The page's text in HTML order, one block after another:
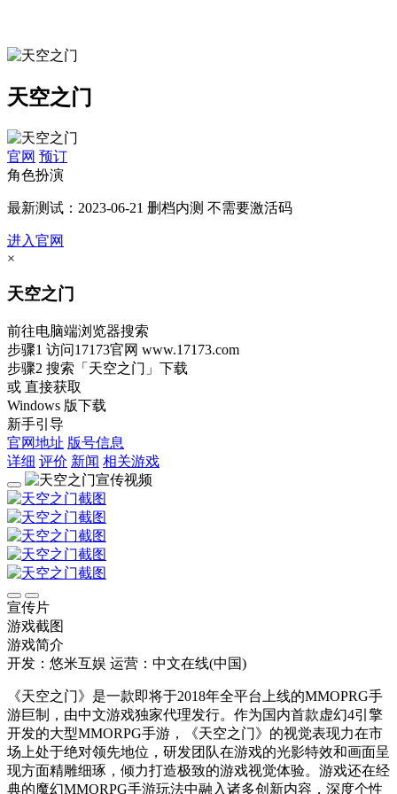
天空之门
官网 预订
角色扮演
最新测试：2023-06-21 删档内测 不需要激活码
进入官网
×
天空之门
前往电脑端浏览器搜索
步骤1 访问17173官网 www.17173.com
步骤2 搜索 「天空之门」 下载
或 直接获取
Windows 版下载
新手引导
官网地址 版号信息
详细 评价 新闻 相关游戏
宣传片
游戏截图
游戏简介
开发：悠米互娱 运营：中文在线(中国)
《天空之门》是一款即将于2018年全平台上线的MMOPRG手
游巨制，由中文游戏独家代理发行。作为国内首款虚幻4引擎
开发的大型MMORPG手游，《天空之门》的视觉表现力在市
场上处于绝对领先地位，研发团队在游戏的光影特效和画面呈
现方面精雕细琢，倾力打造极致的游戏视觉体验。游戏还在经
典的魔幻MMORPG手游玩法中融入诸多创新内容，深度个性